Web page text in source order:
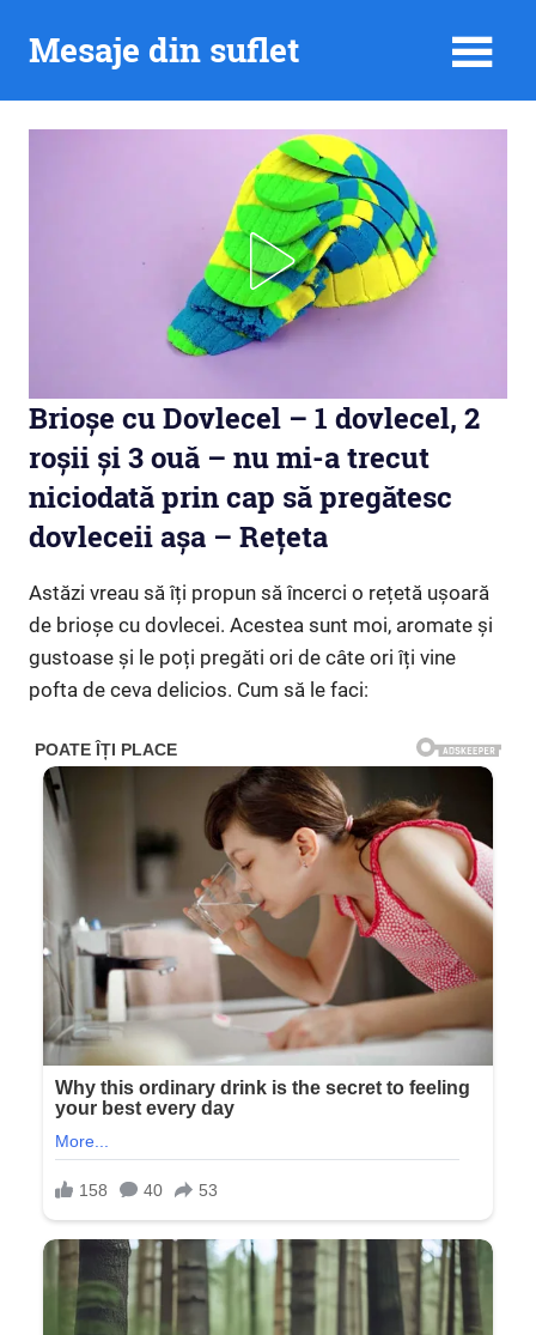
Mesaje din suflet
Brioșe cu Dovlecel – 1 dovlecel, 2
roșii și 3 ouă – nu mi-a trecut
niciodată prin cap să pregătesc
dovleceii așa – Rețeta
Astăzi vreau să îți propun să încerci o rețetă ușoară
de brioșe cu dovlecei. Acestea sunt moi, aromate și
gustoase și le poți pregăti ori de câte ori îți vine
pofta de ceva delicios. Cum să le faci: